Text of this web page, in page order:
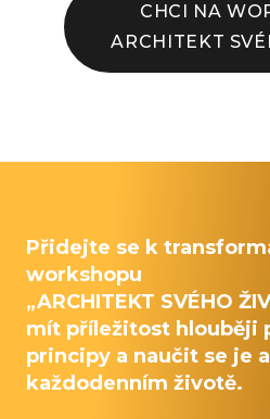
CHCI NA
ARCHITEKT
Přidejte se k
workshopu
„ARCHITEKT SVÉHO
mít příležitost hlouběji
principy a naučit se je
každodenním životě.